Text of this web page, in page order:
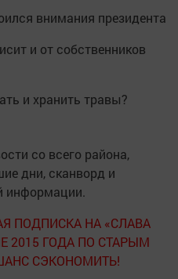
внимания президента
и от собственников
и хранить травы?
со всего района,
дни, сканворд и
информации.
ПОДПИСКА НА «СЛАВА
2015 ГОДА ПО СТАРЫМ
СЭКОНОМИТЬ!